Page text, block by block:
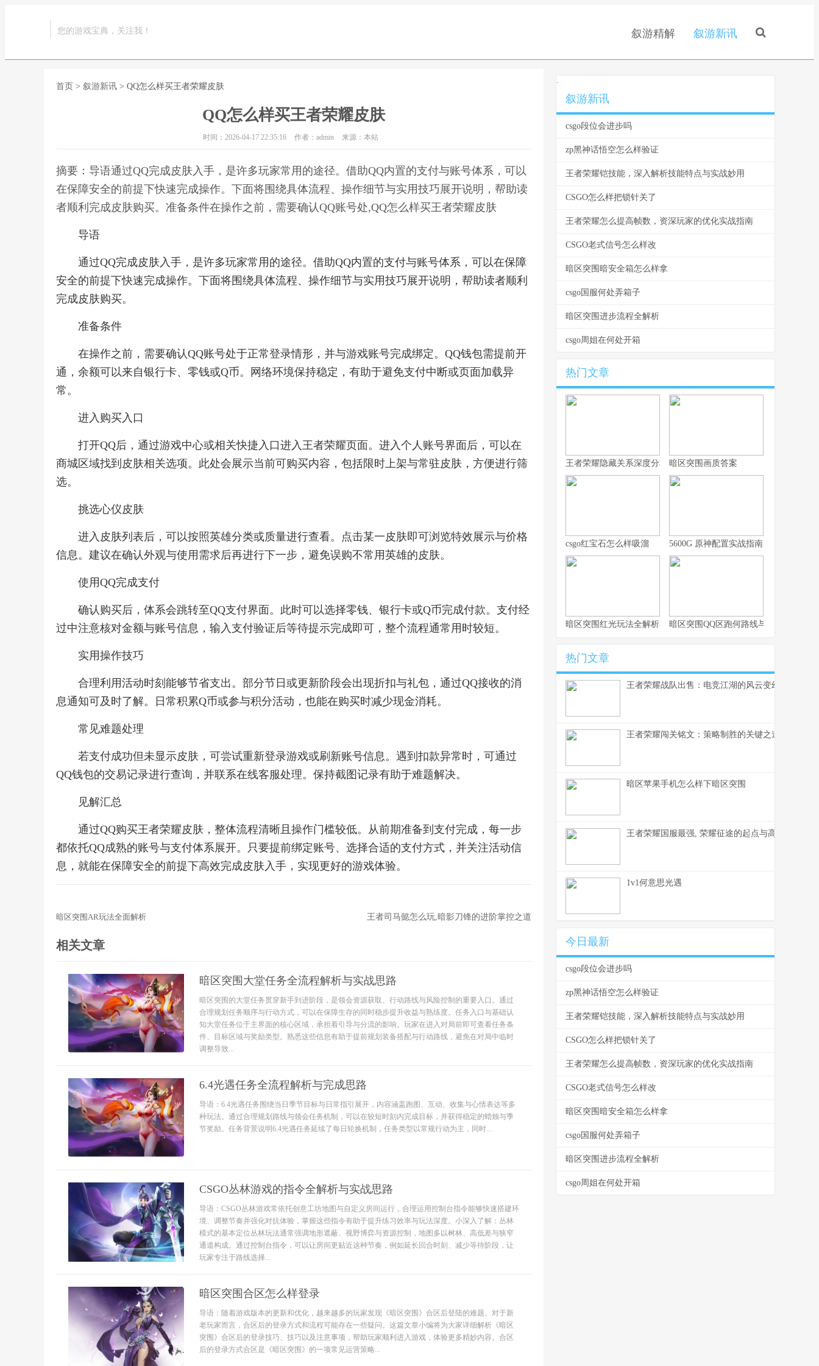
您的游戏宝典，关注我！ 叙游精解 叙游新讯
首页 > 叙游新讯 > QQ怎么样买王者荣耀皮肤
QQ怎么样买王者荣耀皮肤
时间：2026-04-17 22:35:16 作者：admin 来源：本站
摘要：导语通过QQ完成皮肤入手，是许多玩家常用的途径。借助QQ内置的支付与账号体系，可以
在保障安全的前提下快速完成操作。下面将围绕具体流程、操作细节与实用技巧展开说明，帮助读
者顺利完成皮肤购买。准备条件在操作之前，需要确认QQ账号处,QQ怎么样买王者荣耀皮肤
导语
通过QQ完成皮肤入手，是许多玩家常用的途径。借助QQ内置的支付与账号体系，可以在保障
安全的前提下快速完成操作。下面将围绕具体流程、操作细节与实用技巧展开说明，帮助读者顺利
完成皮肤购买。
准备条件
在操作之前，需要确认QQ账号处于正常登录情形，并与游戏账号完成绑定。QQ钱包需提前开
通，余额可以来自银行卡、零钱或Q币。网络环境保持稳定，有助于避免支付中断或页面加载异
常。
进入购买入口
打开QQ后，通过游戏中心或相关快捷入口进入王者荣耀页面。进入个人账号界面后，可以在
商城区域找到皮肤相关选项。此处会展示当前可购买内容，包括限时上架与常驻皮肤，方便进行筛
选。
挑选心仪皮肤
进入皮肤列表后，可以按照英雄分类或质量进行查看。点击某一皮肤即可浏览特效展示与价格
信息。建议在确认外观与使用需求后再进行下一步，避免误购不常用英雄的皮肤。
使用QQ完成支付
确认购买后，体系会跳转至QQ支付界面。此时可以选择零钱、银行卡或Q币完成付款。支付经
过中注意核对金额与账号信息，输入支付验证后等待提示完成即可，整个流程通常用时较短。
实用操作技巧
合理利用活动时刻能够节省支出。部分节日或更新阶段会出现折扣与礼包，通过QQ接收的消
息通知可及时了解。日常积累Q币或参与积分活动，也能在购买时减少现金消耗。
常见难题处理
若支付成功但未显示皮肤，可尝试重新登录游戏或刷新账号信息。遇到扣款异常时，可通过
QQ钱包的交易记录进行查询，并联系在线客服处理。保持截图记录有助于难题解决。
见解汇总
通过QQ购买王者荣耀皮肤，整体流程清晰且操作门槛较低。从前期准备到支付完成，每一步
都依托QQ成熟的账号与支付体系展开。只要提前绑定账号、选择合适的支付方式，并关注活动信
息，就能在保障安全的前提下高效完成皮肤入手，实现更好的游戏体验。
暗区突围AR玩法全面解析 王者司马懿怎么玩,暗影刀锋的进阶掌控之道
相关文章
暗区突围大堂任务全流程解析与实战思路
暗区突围的大堂任务贯穿新手到进阶段，是领会资源获取、行动路线与风险控制的重要入口。通过
合理规划任务顺序与行动方式，可以在保障生存的同时稳步提升收益与熟练度。任务入口与基础认
知大堂任务位于主界面的核心区域，承担着引导与分流的影响。玩家在进入对局前即可查看任务条
件、目标区域与奖励类型。熟悉这些信息有助于提前规划装备搭配与行动路线，避免在对局中临时
调整导致...
6.4光遇任务全流程解析与完成思路
导语：6.4光遇任务围绕当日季节目标与日常指引展开，内容涵盖跑图、互动、收集与心情表达等多
种玩法。通过合理规划路线与领会任务机制，可以在较短时刻内完成目标，并获得稳定的蜡烛与季
节奖励。任务背景说明6.4光遇任务延续了每日轮换机制，任务类型以常规行动为主，同时...
CSGO丛林游戏的指令全解析与实战思路
导语：CSGO丛林游戏常依托创意工坊地图与自定义房间运行，合理运用控制台指令能够快速搭建环
境、调整节奏并强化对抗体验，掌握这些指令有助于提升练习效率与玩法深度。小深入了解：丛林
模式的基本定位丛林玩法通常强调地形遮蔽、视野博弈与资源控制，地图多以树林、高低差与狭窄
通道构成。通过控制台指令，可以让房间更贴近这种节奏，例如延长回合时刻、减少等待阶段，让
玩家专注于路线选择...
暗区突围合区怎么样登录
导语：随着游戏版本的更新和优化，越来越多的玩家发现《暗区突围》合区后登陆的难题。对于新
老玩家而言，合区后的登录方式和流程可能存在一些疑问。这篇文章小编将为大家详细解析《暗区
突围》合区后的登录技巧、技巧以及注意事项，帮助玩家顺利进入游戏，体验更多精妙内容。合区
后的登录方式合区是《暗区突围》的一项常见运营策略...
.
叙游新讯
csgo段位会进步吗
zp黑神话悟空怎么样验证
王者荣耀铠技能，深入解析技能特点与实战妙用
CSGO怎么样把锁针关了
王者荣耀怎么提高帧数，资深玩家的优化实战指南
CSGO老式信号怎么样改
暗区突围暗安全箱怎么样拿
csgo国服何处弄箱子
暗区突围进步流程全解析
csgo周姐在何处开箱
热门文章
王者荣耀隐藏关系深度分析，你的游戏人生不愿被谁知晓
暗区突围画质答案
csgo红宝石怎么样吸溜 5600G 原神配置实战指南
暗区突围红光玩法全解析与实战思路暗区突围QQ区跑何路线与思路解析
热门文章
王者荣耀战队出售：电竞江湖的风云变幻，一个资
王者荣耀闯关铭文：策略制胜的关键之道
暗区苹果手机怎么样下暗区突围
王者荣耀国服最强, 荣耀征途的起点与高峰
1v1何意思光遇
今日最新
csgo段位会进步吗
zp黑神话悟空怎么样验证
王者荣耀铠技能，深入解析技能特点与实战妙用
CSGO怎么样把锁针关了
王者荣耀怎么提高帧数，资深玩家的优化实战指南
CSGO老式信号怎么样改
暗区突围暗安全箱怎么样拿
csgo国服何处弄箱子
暗区突围进步流程全解析
csgo周姐在何处开箱